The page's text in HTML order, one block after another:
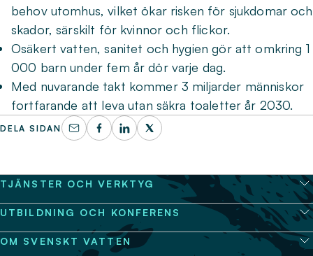
behov utomhus, vilket ökar risken för sjukdomar och
skador, särskilt för kvinnor och flickor.
Osäkert vatten, sanitet och hygien gör att omkring 1
000 barn under fem år dör varje dag.
Med nuvarande takt kommer 3 miljarder människor
fortfarande att leva utan säkra toaletter år 2030.
DELA SIDAN
TJÄNSTER OCH VERKTYG
UTBILDNING OCH KONFERENS
OM SVENSKT VATTEN